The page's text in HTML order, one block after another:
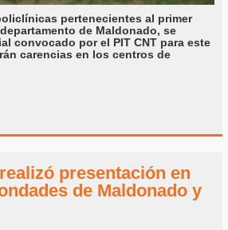
pertenecientes al primer
de Maldonado, se
convocado por el PIT CNT para este
carencias en los centros de
presentación en
de Maldonado y